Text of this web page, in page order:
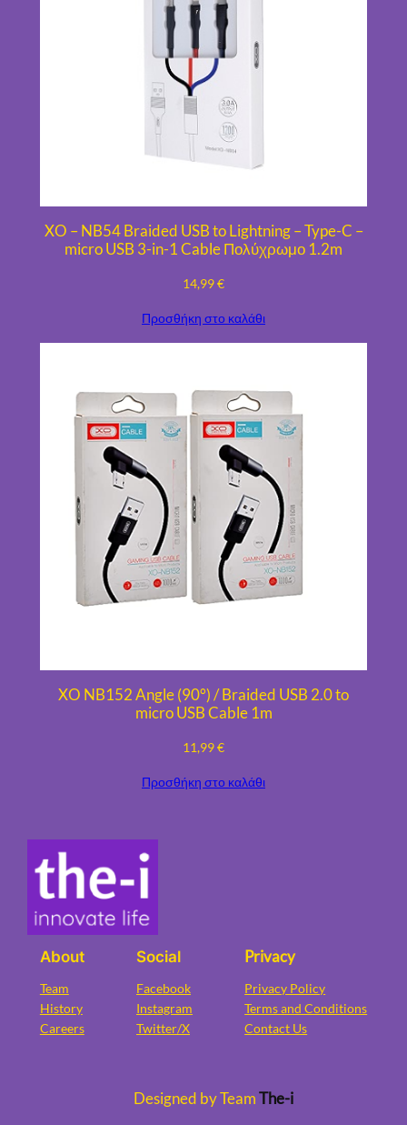
XO – NB54 Braided USB to Lightning – Type-C –
micro USB 3-in-1 Cable Πολύχρωμο 1.2m
14,99€
Προσθήκη στο καλάθι
XO NB152 Angle (90°) / Braided USB 2.0 to
micro USB Cable 1m
11,99€
Προσθήκη στο καλάθι
About
Team
History
Careers
Social
Facebook
Instagram
Twitter/X
Privacy
Privacy Policy
Terms and Conditions
Contact Us
Designed by TeamThe-i